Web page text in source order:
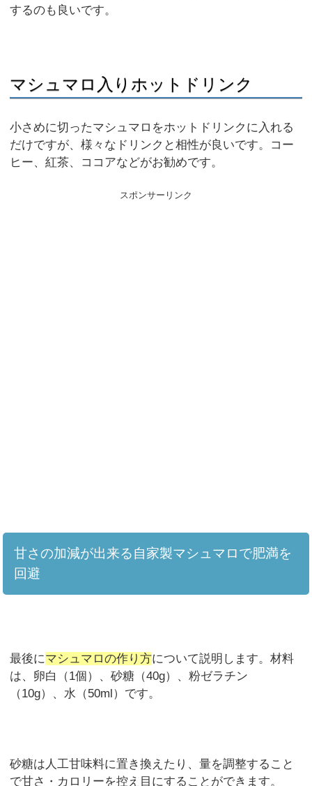
するのも良いです。
マシュマロ入りホットドリンク
小さめに切ったマシュマロをホットドリンクに入れる
だけですが、様々なドリンクと相性が良いです。コー
ヒー、紅茶、ココアなどがお勧めです。
スポンサーリンク
甘さの加減が出来る自家製マシュマロで肥満を
回避
最後にマシュマロの作り方について説明します。材料
は、卵白（1個）、砂糖（40g）、粉ゼラチン
（10g）、水（50ml）です。
砂糖は人工甘味料に置き換えたり、量を調整すること
で甘さ・カロリーを控え目にすることができます。